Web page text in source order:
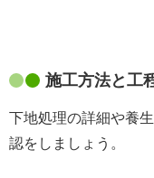
施工方法と工
下地処理の詳細や養
認をしましょう。